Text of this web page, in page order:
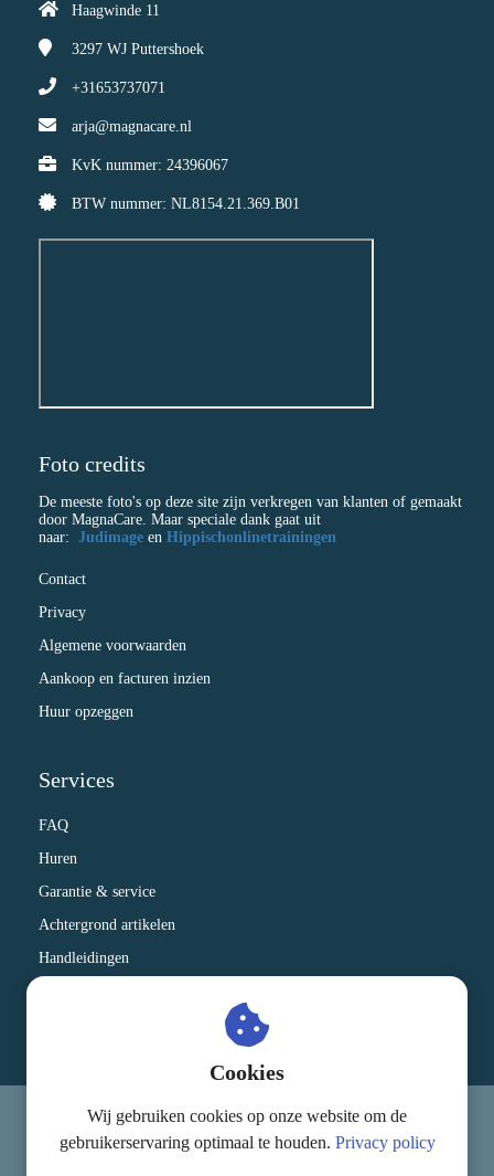
Haagwinde 11
3297 WJ Puttershoek
+31653737071
arja@magnacare.nl
KvK nummer: 24396067
BTW nummer: NL8154.21.369.B01
Foto credits
De meeste foto's op deze site zijn verkregen van klanten of gemaakt
door MagnaCare. Maar speciale dank gaat uit
naar: Judimage en Hippischonlinetrainingen
Contact
Privacy
Algemene voorwaarden
Aankoop en facturen inzien
Huur opzeggen
Services
FAQ
Huren
Garantie & service
Achtergrond artikelen
Handleidingen
© MagnaCare
Cookies
Wij gebruiken cookies op onze website om de
gebruikerservaring optimaal te houden. Privacy policy